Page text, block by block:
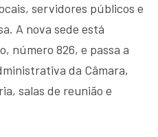
servidores públicos e
A nova sede está
número 826, e passa a
da Câmara,
salas de reunião e